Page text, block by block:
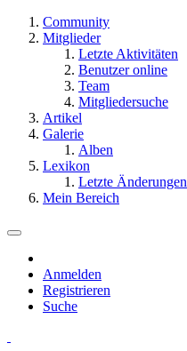
Community
Mitglieder
Letzte Aktivitäten
Benutzer online
Team
Mitgliedersuche
Artikel
Galerie
Alben
Lexikon
Letzte Änderungen
Mein Bereich
Anmelden
Registrieren
Suche